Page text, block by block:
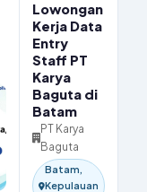
Lowongan
Kerja Data
Entry
Staff PT
Karya
Baguta di
Batam
PT Karya
Baguta
Batam,
Kepulauan